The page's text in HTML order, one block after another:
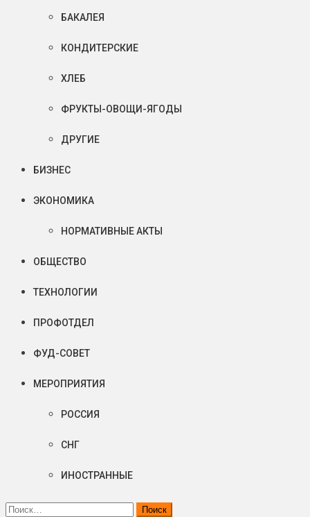
БАКАЛЕЯ
КОНДИТЕРСКИЕ
ХЛЕБ
ФРУКТЫ-ОВОЩИ-ЯГОДЫ
ДРУГИЕ
БИЗНЕС
ЭКОНОМИКА
НОРМАТИВНЫЕ АКТЫ
ОБЩЕСТВО
ТЕХНОЛОГИИ
ПРОФОТДЕЛ
ФУД-СОВЕТ
МЕРОПРИЯТИЯ
РОССИЯ
СНГ
ИНОСТРАННЫЕ
Найти: